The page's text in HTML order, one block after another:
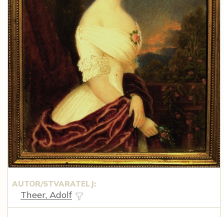
AUTOR/STVARATELJ:
Theer, Adolf